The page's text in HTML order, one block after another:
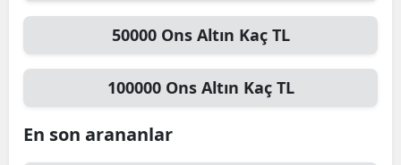
50000 Ons Altın Kaç TL
100000 Ons Altın Kaç TL
En son arananlar